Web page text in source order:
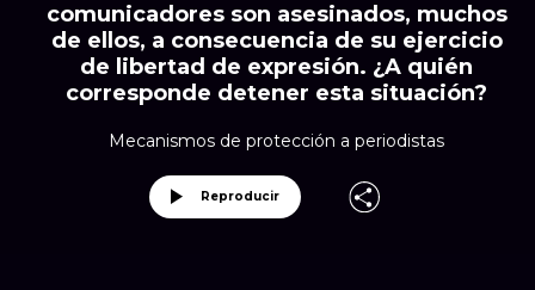
comunicadores son asesinados, muchos
de ellos, a consecuencia de su ejercicio
de libertad de expresión. ¿A quién
corresponde detener esta situación?
Mecanismos de protección a periodistas
Reproducir